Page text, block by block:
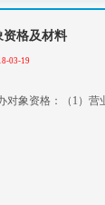
格及材料
03-19
象资格：（1）